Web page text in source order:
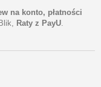
na konto, płatności
Raty z PayU.